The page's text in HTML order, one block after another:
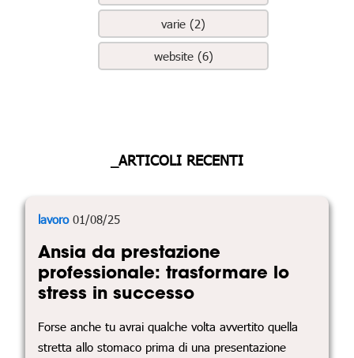
varie (2)
website (6)
_ARTICOLI RECENTI
lavoro01/08/25
Ansia da prestazione
professionale: trasformare lo
stress in successo
Forse anche tu avrai qualche volta avvertito quella
stretta allo stomaco prima di una presentazione